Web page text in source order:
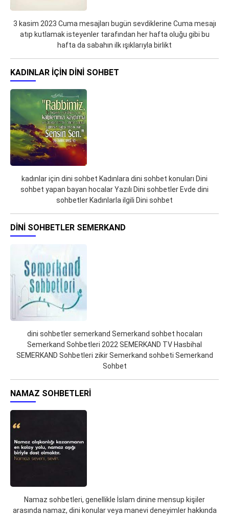
3 kasim 2023 Cuma mesajları bugün sevdiklerine Cuma mesajı
atıp kutlamak isteyenler tarafından her hafta oluğu gibi bu
hafta da sabahın ilk ışıklarıyla birlikt
KADINLAR IÇIN DINI SOHBET
kadınlar için dini sohbet Kadınlara dini sohbet konuları Dini
sohbet yapan bayan hocalar Yazılı Dini sohbetler Evde dini
sohbetler Kadınlarla ilgili Dini sohbet
DINI SOHBETLER SEMERKAND
dini sohbetler semerkand Semerkand sohbet hocaları
Semerkand Sohbetleri 2022 SEMERKAND TV Hasbihal
SEMERKAND Sohbetleri zikir Semerkand sohbeti Semerkand
Sohbet
NAMAZ SOHBETLERI
Namaz sohbetleri, genellikle İslam dinine mensup kişiler
arasında namaz, dini konular veya manevi deneyimler hakkında